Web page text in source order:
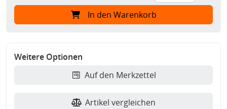
In den Warenkorb
Weitere Optionen
Auf den Merkzettel
Artikel vergleichen